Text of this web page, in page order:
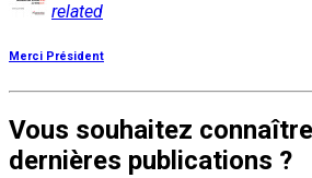
related
Merci Président
Vous souhaitez
dernières publications ?